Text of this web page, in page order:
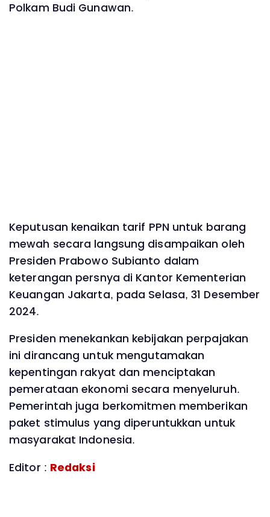
Polkam Budi Gunawan.
Keputusan kenaikan tarif PPN untuk barang
mewah secara langsung disampaikan oleh
Presiden Prabowo Subianto dalam
keterangan persnya di Kantor Kementerian
Keuangan Jakarta, pada Selasa, 31 Desember
2024.
Presiden menekankan kebijakan perpajakan
ini dirancang untuk mengutamakan
kepentingan rakyat dan menciptakan
pemerataan ekonomi secara menyeluruh.
Pemerintah juga berkomitmen memberikan
paket stimulus yang diperuntukkan untuk
masyarakat Indonesia.
Editor : Redaksi